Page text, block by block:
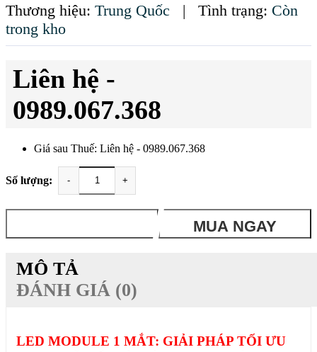
Thương hiệu: Trung Quốc | Tình trạng: Còn
trong kho
Liên hệ -
0989.067.368
Giá sau Thuế: Liên hệ - 0989.067.368
Số lượng: - +
MUA NGAY
MÔ TẢ
ĐÁNH GIÁ (0)
LED MODULE 1 MẮT: GIẢI PHÁP TỐI ƯU